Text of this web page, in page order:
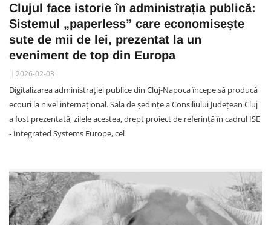
Clujul face istorie în administrația publică:
Sistemul „paperless” care economisește
sute de mii de lei, prezentat la un
eveniment de top din Europa
2026-02-03
Digitalizarea administrației publice din Cluj-Napoca începe să producă
ecouri la nivel internațional. Sala de ședințe a Consiliului Județean Cluj
a fost prezentată, zilele acestea, drept proiect de referință în cadrul ISE
- Integrated Systems Europe, cel